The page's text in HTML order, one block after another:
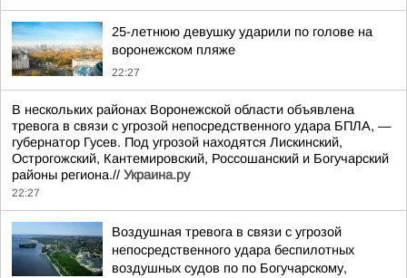
25-летнюю девушку ударили по голове на
воронежском пляже
22:27
В нескольких районах Воронежской области объявлена
тревога в связи с угрозой непосредственного удара БПЛА, —
губернатор Гусев. Под угрозой находятся Лискинский,
Острогожский, Кантемировский, Россошанский и Богучарский
районы региона.// Украина.ру
22:27
Воздушная тревога в связи с угрозой
непосредственного удара беспилотных
воздушных судов по по Богучарскому,